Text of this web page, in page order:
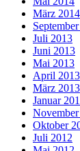
März 2014
Juli 2013
Juni 2013
Mai 2013
April 2013
März 2013
Januar
Oktober
Juli 2012